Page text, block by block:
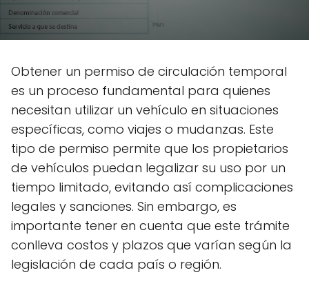
Obtener un permiso de circulación temporal
es un proceso fundamental para quienes
necesitan utilizar un vehículo en situaciones
específicas, como viajes o mudanzas. Este
tipo de permiso permite que los propietarios
de vehículos puedan legalizar su uso por un
tiempo limitado, evitando así complicaciones
legales y sanciones. Sin embargo, es
importante tener en cuenta que este trámite
conlleva costos y plazos que varían según la
legislación de cada país o región.